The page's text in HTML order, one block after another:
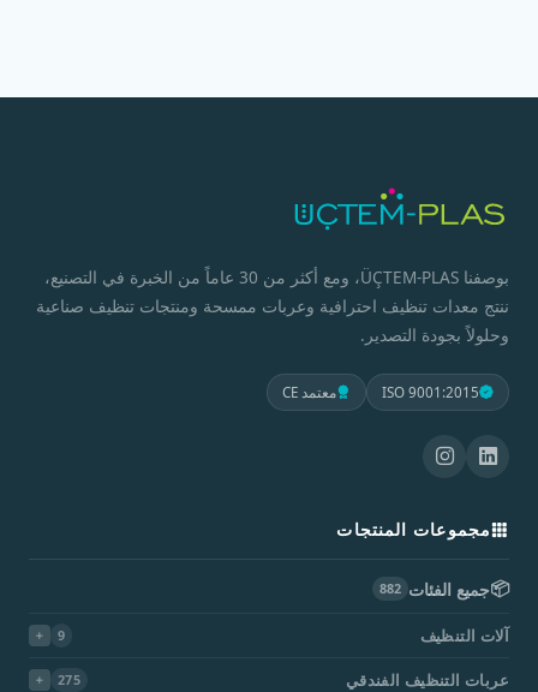
بوصفنا ÜÇTEM-PLAS، ومع أكثر من 30 عاماً من الخبرة في التصنيع،
ننتج معدات تنظيف احترافية وعربات ممسحة ومنتجات تنظيف صناعية
وحلولاً بجودة التصدير.
ISO 9001:2015 معتمد CE
مجموعات المنتجات
📦جميع الفئات 882
آلات التنظيف 9
عربات التنظيف الفندقي 275